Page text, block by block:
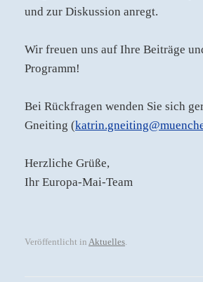
und zur Diskussion anregt.
Wir freuen uns auf Ihre Beiträge
Programm!
Bei Rückfragen wenden Sie sich
Gneiting (
Herzliche Grüße,
Ihr Europa-Mai-Team
Veröffentlicht in Aktuelles